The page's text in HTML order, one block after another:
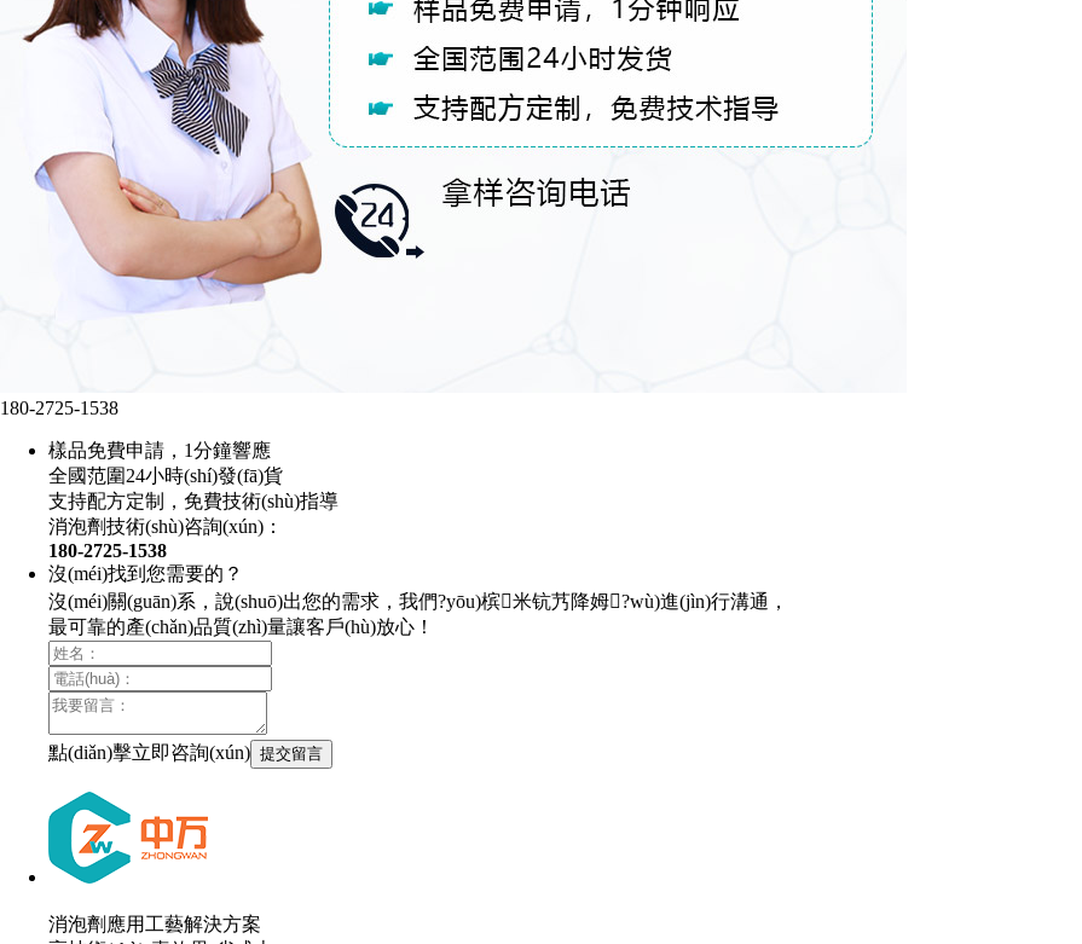
180-2725-1538
樣品免費申請，1分鐘響應
全國范圍24小時(shí)發(fā)貨
支持配方定制，免費技術(shù)指導
消泡劑技術(shù)咨詢(xún)：
180-2725-1538
沒(méi)找到您需要的？
沒(méi)關(guān)系，說(shuō)出您的需求，我們?yōu)槟米钪艿降姆?wù)進(jìn)行溝通，
最可靠的產(chǎn)品質(zhì)量讓客戶(hù)放心！
點(diǎn)擊立即咨詢(xún)
消泡劑應用工藝解決方案